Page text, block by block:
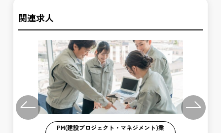
関連求人
Previous
PM(建設プロジェクト・マネジメント)業
Next